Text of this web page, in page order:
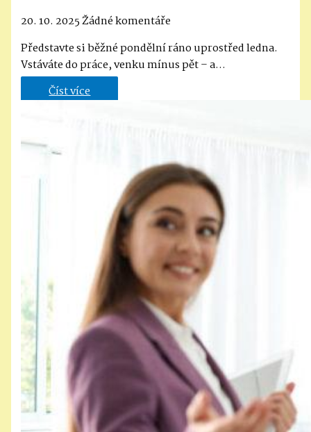
20. 10. 2025Žádné komentáře
Představte si běžné pondělní ráno uprostřed ledna.
Vstáváte do práce, venku mínus pět – a…
Číst více